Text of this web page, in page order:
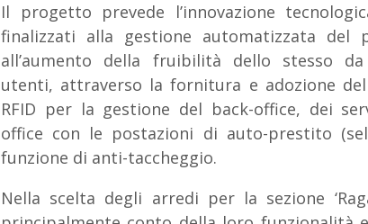
Il progetto prevede l’innovazione
finalizzati alla gestione automatizzata del
all’aumento della fruibilità dello stesso
utenti, attraverso la fornitura e adozione
RFID per la gestione del back-office, dei
office con le postazioni di auto-prestito
funzione di anti-taccheggio.
Nella scelta degli arredi per la sezione